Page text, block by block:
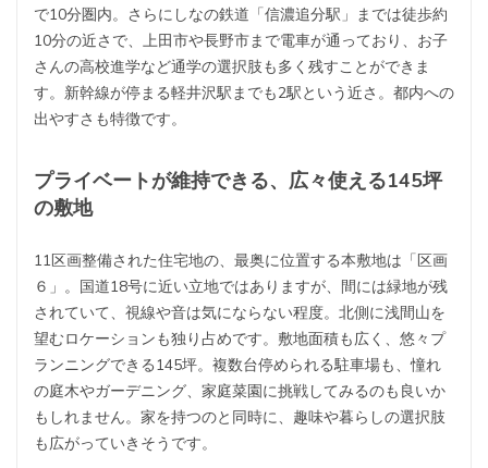
で10分圏内。さらにしなの鉄道「信濃追分駅」までは徒歩約
10分の近さで、上田市や長野市まで電車が通っており、お子
さんの高校進学など通学の選択肢も多く残すことができま
す。新幹線が停まる軽井沢駅までも2駅という近さ。都内への
出やすさも特徴です。
プライベートが維持できる、広々使える145坪
の敷地
11区画整備された住宅地の、最奥に位置する本敷地は「区画
６」。国道18号に近い立地ではありますが、間には緑地が残
されていて、視線や音は気にならない程度。北側に浅間山を
望むロケーションも独り占めです。敷地面積も広く、悠々プ
ランニングできる145坪。複数台停められる駐車場も、憧れ
の庭木やガーデニング、家庭菜園に挑戦してみるのも良いか
もしれません。家を持つのと同時に、趣味や暮らしの選択肢
も広がっていきそうです。